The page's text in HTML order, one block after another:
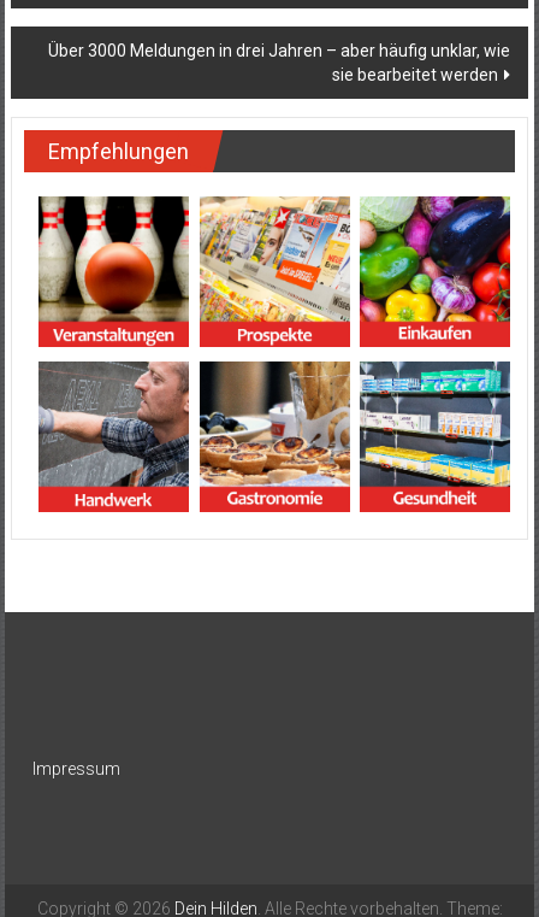
Über 3000 Meldungen in drei Jahren – aber häufig unklar, wie
sie bearbeitet werden
Empfehlungen
Impressum
Copyright © 2026 Dein Hilden . Alle Rechte vorbehalten. Theme: